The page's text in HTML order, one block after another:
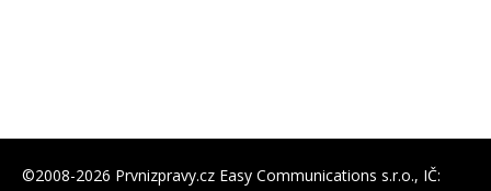
©2008-2026 Prvnizpravy.cz Easy Communications s.r.o., IČ: